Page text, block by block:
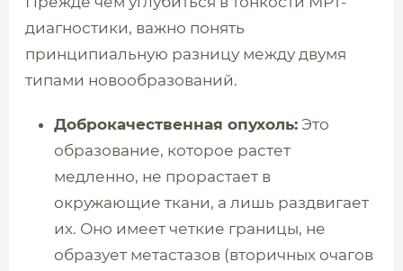
диагностики, важно понять
принципиальную разницу между двумя
типами новообразований.
Доброкачественная опухоль: Это
образование, которое растет
медленно, не прорастает в
окружающие ткани, а лишь раздвигает
их. Оно имеет четкие границы, не
образует метастазов (вторичных очагов